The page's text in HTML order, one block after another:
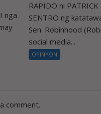
nga
RAPIDO ni PATRICK
SENTRO ng
Sen. Robinhood
social media...
OPINYON
comment.